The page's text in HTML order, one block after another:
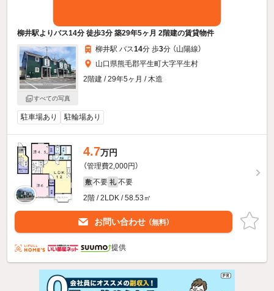
柳井駅よりバス14分 徒歩3分 築29年5ヶ月 2階建の賃貸物件
すべての写真
柳井駅 バス14分 歩3分 （山陽線）
山口県熊毛郡平生町大字平生村
2階建 / 29年5ヶ月 / 木造
駐車場あり 駐輪場あり
4.7万円
（管理費2,000円）
敷 不要 礼 不要
2階 / 2LDK / 58.53㎡
お問い合わせ （無料）
提供